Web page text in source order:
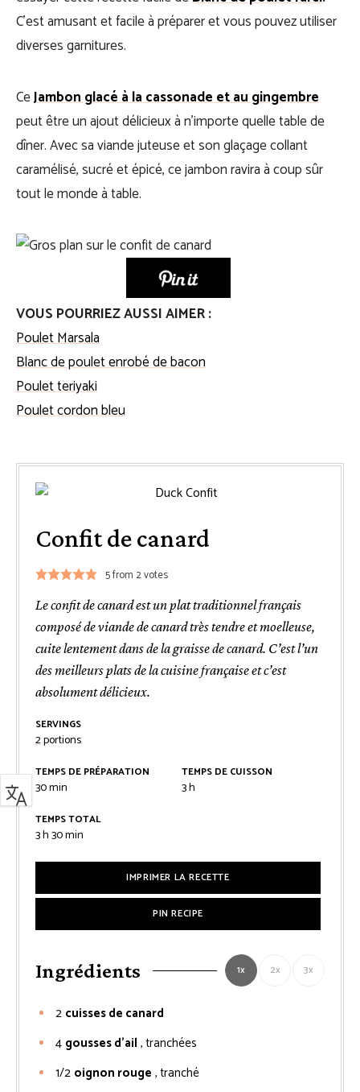
C’est amusant et facile à préparer et vous pouvez utiliser
diverses garnitures.
CeJambon glacé à la cassonade et au gingembre
peut être un ajout délicieux à n’importe quelle table de
dîner. Avec sa viande juteuse et son glaçage collant
caramélisé, sucré et épicé, ce jambon ravira à coup sûr
tout le monde à table.
VOUS POURRIEZ AUSSI AIMER :
Poulet Marsala
Blanc de poulet enrobé de bacon
Poulet teriyaki
Poulet cordon bleu
Confit de canard
5from 2votes
Le confit de canard est un plat traditionnel français
composé de viande de canard très tendre et moelleuse,
cuite lentement dans de la graisse de canard. C’est l’un
des meilleurs plats de la cuisine française et c’est
absolument délicieux.
SERVINGS
2portions
TEMPS DE PRÉPARATION
30minutes
min
TEMPS DE CUISSON
3heures
h
TEMPS TOTAL
3heures
h30minutes
min
IMPRIMER LA RECETTE
PIN RECIPE
Ingrédients 1x 2x 3x
2 cuisses de canard
4 gousses d’ail , tranchées
1/2 oignon rouge , tranché